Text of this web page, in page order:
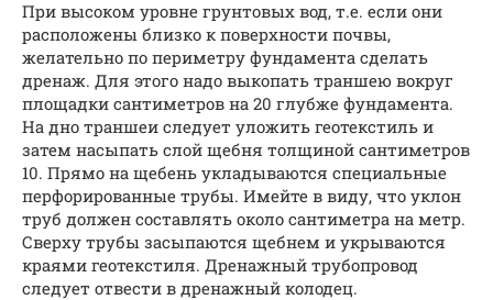
При высоком уровне грунтовых вод, т.е. если они
расположены близко к поверхности почвы,
желательно по периметру фундамента сделать
дренаж. Для этого надо выкопать траншею вокруг
площадки сантиметров на 20 глубже фундамента.
На дно траншеи следует уложить геотекстиль и
затем насыпать слой щебня толщиной сантиметров
10. Прямо на щебень укладываются специальные
перфорированные трубы. Имейте в виду, что уклон
труб должен составлять около сантиметра на метр.
Сверху трубы засыпаются щебнем и укрываются
краями геотекстиля. Дренажный трубопровод
следует отвести в дренажный колодец.